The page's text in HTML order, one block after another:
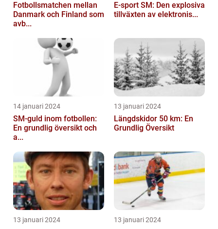
Fotbollsmatchen mellan
Danmark och Finland som
avb...
E-sport SM: Den explosiva
tillväxten av elektronis...
14 januari 2024
SM-guld inom fotbollen:
En grundlig översikt och
a...
13 januari 2024
Längdskidor 50 km: En
Grundlig Översikt
13 januari 2024 13 januari 2024